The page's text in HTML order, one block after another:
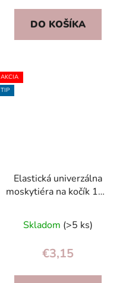
DO KOŠÍKA
AKCIA
TIP
Elastická univerzálna
moskytiéra na kočík 140
hmyzu
Skladom (>5 ks)
€3,15